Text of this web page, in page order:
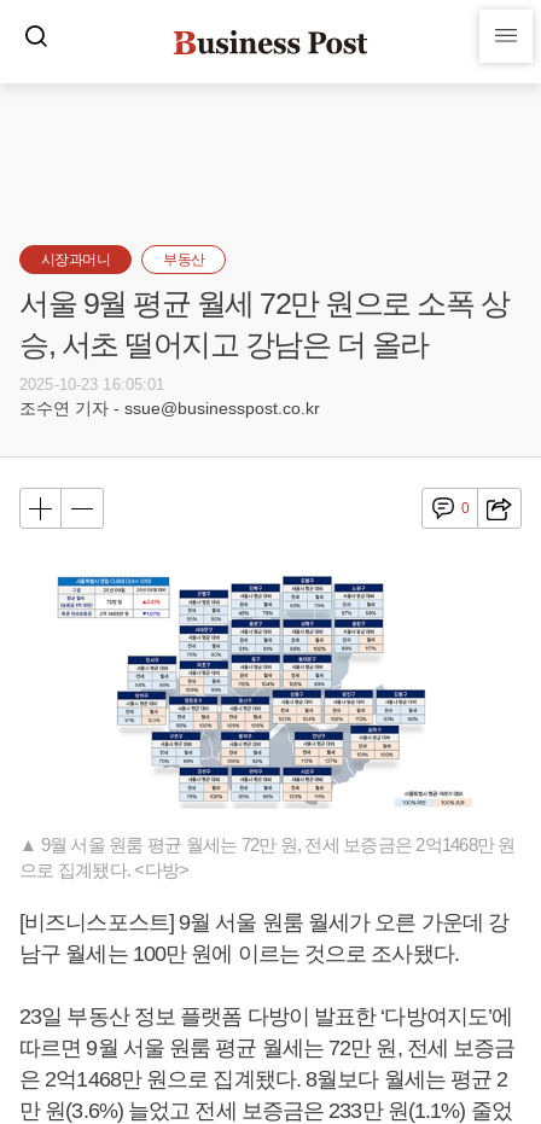
시장과머니 부동산
서울 9월 평균 월세 72만 원으로 소폭 상
승, 서초 떨어지고 강남은 더 올라
2025-10-23 16:05:01
조수연 기자 - ssue@businesspost.co.kr
0
▲ 9월 서울 원룸 평균 월세는 72만 원, 전세 보증금은 2억1468만 원
으로 집계됐다. <다방>
[비즈니스포스트] 9월 서울 원룸 월세가 오른 가운데 강
남구 월세는 100만 원에 이르는 것으로 조사됐다.
23일 부동산 정보 플랫폼 다방이 발표한 ‘다방여지도’에
따르면 9월 서울 원룸 평균 월세는 72만 원, 전세 보증금
은 2억1468만 원으로 집계됐다. 8월보다 월세는 평균 2
만 원(3.6%) 늘었고 전세 보증금은 233만 원(1.1%) 줄었